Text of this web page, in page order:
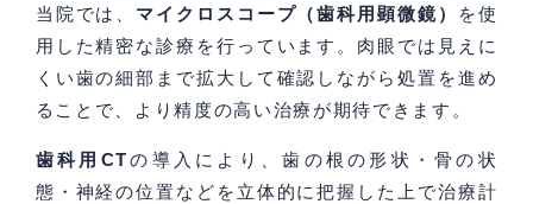
当院では、 マイクロスコープ（歯科用顕微鏡）
を使
用した精密な診療を行っています。肉眼では見えに
くい歯の細部まで拡大して確認しながら処置を進め
ることで、より精度の高い治療が期待できます。
歯科用CTの導入により、歯の根の形状・骨の状
態・神経の位置などを立体的に把握した上で治療計